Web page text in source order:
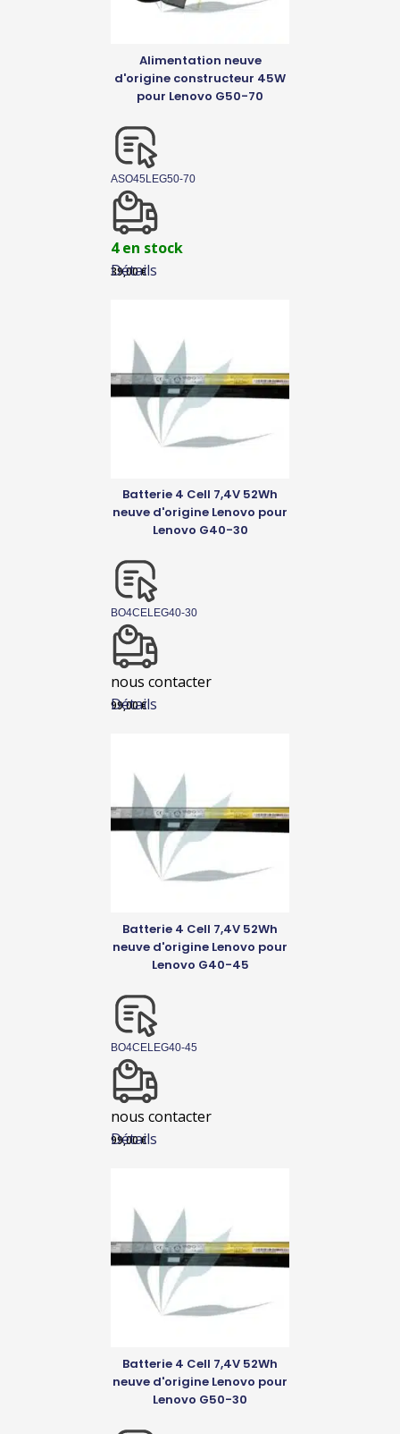
Détails
Alimentation neuve
d'origine constructeur 45W
pour Lenovo G50-70
ASO45LEG50-70
4 en stock
39,00€
Détails
Batterie 4 Cell 7,4V 52Wh
neuve d'origine Lenovo pour
Lenovo G40-30
BO4CELEG40-30
nous contacter
99,00€
Détails
Batterie 4 Cell 7,4V 52Wh
neuve d'origine Lenovo pour
Lenovo G40-45
BO4CELEG40-45
nous contacter
99,00€
Batterie 4 Cell 7,4V 52Wh
neuve d'origine Lenovo pour
Lenovo G50-30